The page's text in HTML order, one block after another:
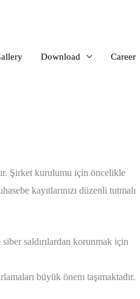
Download Career
Şirket kurulumu için öncelikle
kayıtlarınızı düzenli tutmalı
saldırılardan korunmak için
büyük önem taşımaktadır.